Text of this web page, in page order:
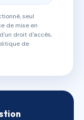
seul
de mise en
droit d'accès,
de